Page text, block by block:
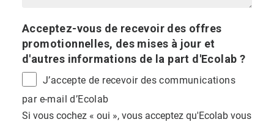
Acceptez-vous de recevoir des offres
promotionnelles, des mises à jour et
d'autres informations de la part d'Ecolab ?
J’accepte de recevoir des communications
par e-mail d’Ecolab
Si vous cochez « oui », vous acceptez qu'Ecolab vous